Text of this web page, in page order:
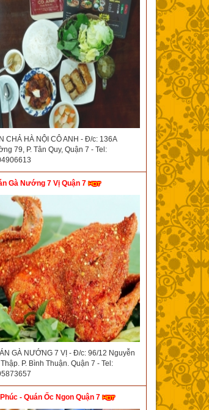
CHẢ HÀ NỘI CÔ ANH - Đ/c: 136A
79, P. Tân Quy, Quận 7 - Tel:
Gà Nướng 7 Vị Quận 7
GÀ NƯỚNG 7 VỊ - Đ/c: 96/12 Nguyễn
P. Bình Thuận. Quận 7 - Tel:
- Quán Ốc Ngon Quận 7